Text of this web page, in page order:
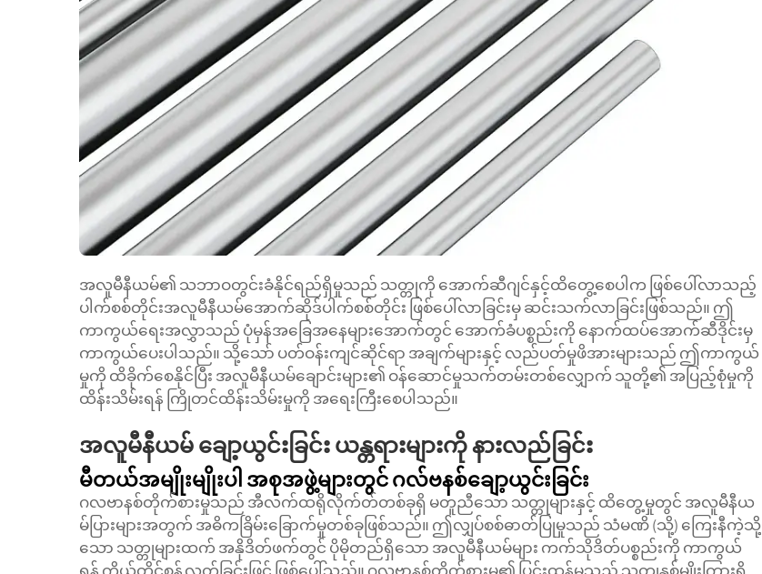
အလူမီနီယမ်၏ သဘာဝတွင်းခံနိုင်ရည်ရှိမှုသည် သတ္တုကို အောက်ဆီဂျင်နှင့်ထိတွေ့စေပါက ဖြစ်ပေါ်လာသည့်
ပါက်စစ်တိုင်းအလူမီနီယမ်အောက်ဆိုဒ်ပါက်စစ်တိုင်း ဖြစ်ပေါ်လာခြင်းမှ ဆင်းသက်လာခြင်းဖြစ်သည်။ ဤ
ကာကွယ်ရေးအလွှာသည် ပုံမှန်အခြေအနေများအောက်တွင် အောက်ခံပစ္စည်းကို နောက်ထပ်အောက်ဆီဒိုင်းမှ
ကာကွယ်ပေးပါသည်။ သို့သော် ပတ်ဝန်းကျင်ဆိုင်ရာ အချက်များနှင့် လည်ပတ်မှုဖိအားများသည် ဤကာကွယ်
မှုကို ထိခိုက်စေနိုင်ပြီး အလူမီနီယမ်ချောင်းများ၏ ဝန်ဆောင်မှုသက်တမ်းတစ်လျှောက် သူတို့၏ အပြည့်စုံမှုကို
ထိန်းသိမ်းရန် ကြိုတင်ထိန်းသိမ်းမှုကို အရေးကြီးစေပါသည်။
အလူမီနီယမ် ချော့ယွင်းခြင်း ယန္တရားများကို နားလည်ခြင်း
မီတယ်အမျိုးမျိုးပါ အစုအဖွဲ့များတွင် ဂလ်ဗနစ်ချော့ယွင်းခြင်း
ဂလဗာနစ်တိုက်စားမှုသည် အီလက်ထရိုလိုက်တ်တစ်ခုရှိ မတူညီသော သတ္တုများနှင့် ထိတွေ့မှုတွင် အလူမီနီယ
မ်ပြားများအတွက် အဓိကခြိမ်းခြောက်မှုတစ်ခုဖြစ်သည်။ ဤလျှပ်စစ်ဓာတ်ပြုမှုသည် သံမဏိ (သို့) ကြေးနီကဲ့သို့
သော သတ္တုများထက် အနိုဒိတ်ဖက်တွင် ပိုမိုတည်ရှိသော အလူမီနီယမ်များ ကက်သိုဒိတ်ပစ္စည်းကို ကာကွယ်